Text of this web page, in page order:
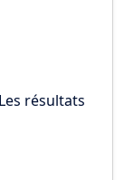
résultats